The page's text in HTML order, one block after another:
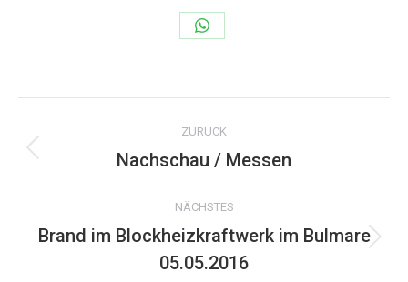
Share
WhatsApp
Kommentarnavigation
ZURÜCK
Vorheriger
Nachschau / Messen
NÄCHSTES
Beitrag:
Brand im Blockheizkraftwerk im Bulmare
05.05.2016